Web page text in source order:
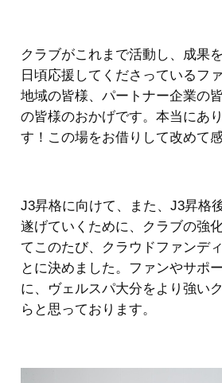
クラブがこれまで活動し、成果
日頃応援してくださっているフ
地域の皆様、パートナー企業の
の皆様のおかげです。本当にあ
す！この場をお借りして改めて
J3昇格に向けて、また、J3昇格
遂げていくために、クラブの強
てこのたび、クラウドファンデ
とに決めました。ファンやサポ
に、ヴェルスパ大分をより強い
らと思っております。